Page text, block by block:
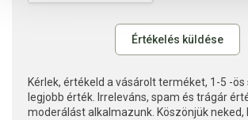
Kérlek, értékeld a vásárolt terméket, 1-5 -ös
legjobb érték. Irreleváns, spam és trágár
moderálást alkalmazunk. Köszönjük neked,